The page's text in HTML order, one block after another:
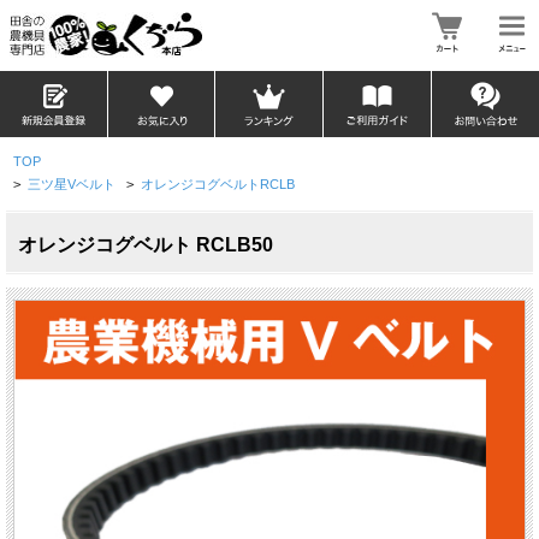
TOP
> 三ツ星Vベルト > オレンジコグベルトRCLB
オレンジコグベルト RCLB50